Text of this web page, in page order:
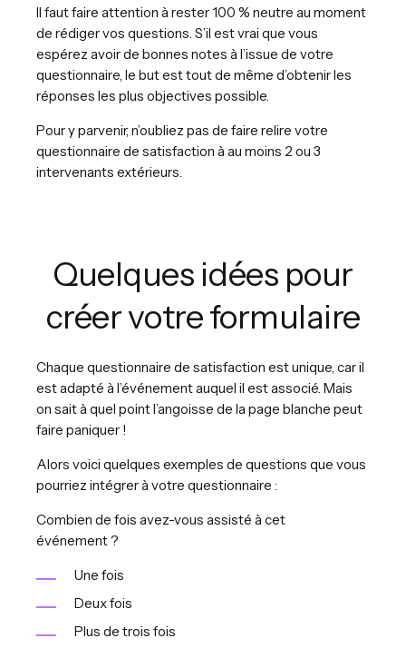
Il faut faire attention à rester 100 % neutre au moment
de rédiger vos questions. S’il est vrai que vous
espérez avoir de bonnes notes à l’issue de votre
questionnaire, le but est tout de même d’obtenir les
réponses les plus objectives possible.
Pour y parvenir, n’oubliez pas de faire relire votre
questionnaire de satisfaction à au moins 2 ou 3
intervenants extérieurs.
Quelques idées pour
créer votre formulaire
Chaque questionnaire de satisfaction est unique, car il
est adapté à l’événement auquel il est associé. Mais
on sait à quel point l’angoisse de la page blanche peut
faire paniquer !
Alors voici quelques exemples de questions que vous
pourriez intégrer à votre questionnaire :
Combien de fois avez-vous assisté à cet
événement ?
Une fois
Deux fois
Plus de trois fois